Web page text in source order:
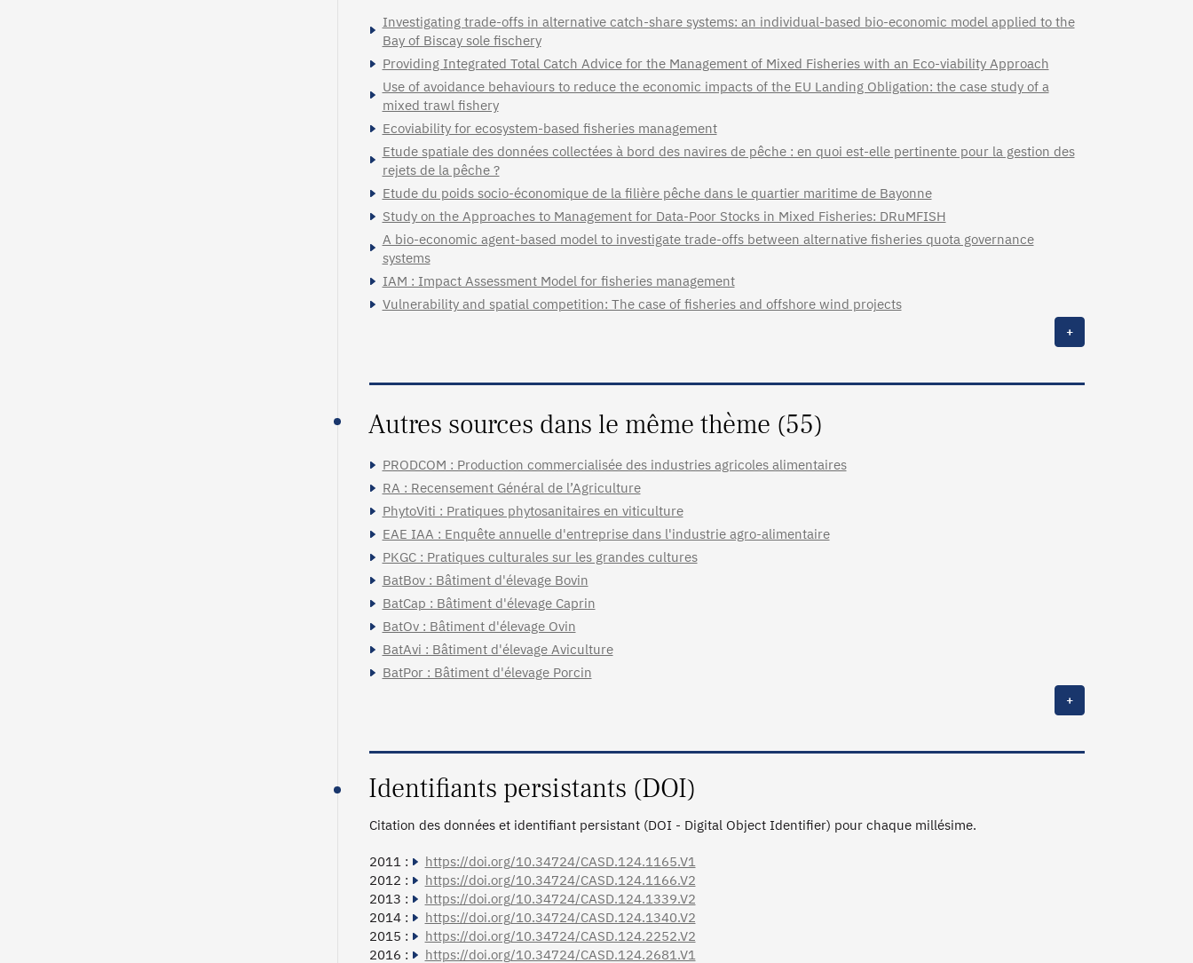
Investigating trade-offs in alternative catch-share systems: an individual-based bio-economic model applied to the
Bay of Biscay sole fischery
Providing Integrated Total Catch Advice for the Management of Mixed Fisheries with an Eco-viability Approach
Use of avoidance behaviours to reduce the economic impacts of the EU Landing Obligation: the case study of a
mixed trawl fishery
Ecoviability for ecosystem-based fisheries management
Etude spatiale des données collectées à bord des navires de pêche : en quoi est-elle pertinente pour la gestion des
rejets de la pêche ?
Etude du poids socio-économique de la filière pêche dans le quartier maritime de Bayonne
Study on the Approaches to Management for Data-Poor Stocks in Mixed Fisheries: DRuMFISH
A bio-economic agent-based model to investigate trade-offs between alternative fisheries quota governance
systems
IAM : Impact Assessment Model for fisheries management
Vulnerability and spatial competition: The case of fisheries and offshore wind projects
+
Autres sources dans le même thème (55)
PRODCOM : Production commercialisée des industries agricoles alimentaires
RA : Recensement Général de l’Agriculture
PhytoViti : Pratiques phytosanitaires en viticulture
EAE IAA : Enquête annuelle d'entreprise dans l'industrie agro-alimentaire
PKGC : Pratiques culturales sur les grandes cultures
BatBov : Bâtiment d'élevage Bovin
BatCap : Bâtiment d'élevage Caprin
BatOv : Bâtiment d'élevage Ovin
BatAvi : Bâtiment d'élevage Aviculture
BatPor : Bâtiment d'élevage Porcin
+
Identifiants persistants (DOI)
Citation des données et identifiant persistant (DOI - Digital Object Identifier) pour chaque millésime.
2011 :
https://doi.org/10.34724/CASD.124.1165.V1
2012 :
https://doi.org/10.34724/CASD.124.1166.V2
2013 :
https://doi.org/10.34724/CASD.124.1339.V2
2014 :
https://doi.org/10.34724/CASD.124.1340.V2
2015 :
https://doi.org/10.34724/CASD.124.2252.V2
2016 :
https://doi.org/10.34724/CASD.124.2681.V1